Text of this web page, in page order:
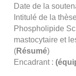
Date de la
Intitulé de la
Phospholipide
mastocytaire et
(Résumé)
Encadrant :